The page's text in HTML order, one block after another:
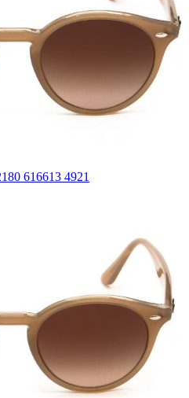
616613 4921